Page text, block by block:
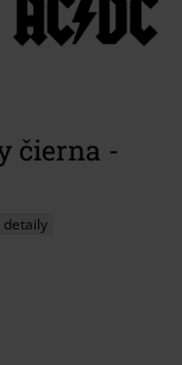
čierna -
detaily